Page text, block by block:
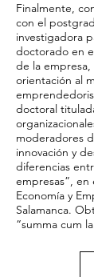
Finalmente,
con el
investigadora
doctorado en
de la empresa,
orientación al
doctoral
moderadores
innovación y
diferencias
empresas”,
Economía y
Salamanca.
“summa cum